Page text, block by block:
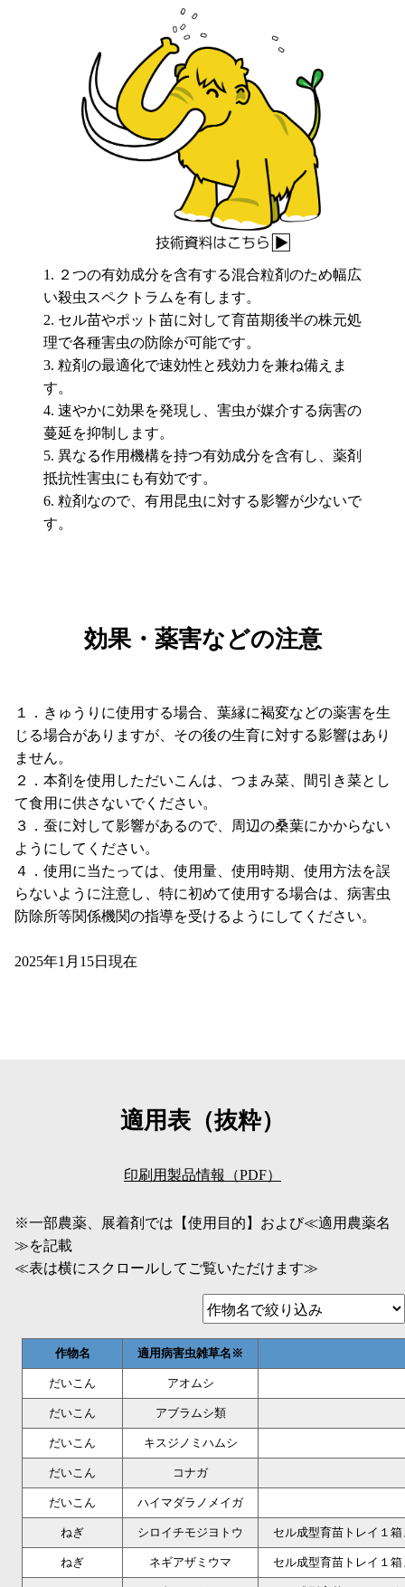
２つの有効成分を含有する混合粒剤のため幅広
い殺虫スペクトラムを有します。
セル苗やポット苗に対して育苗期後半の株元処
理で各種害虫の防除が可能です。
粒剤の最適化で速効性と残効力を兼ね備えま
す。
速やかに効果を発現し、害虫が媒介する病害の
蔓延を抑制します。
異なる作用機構を持つ有効成分を含有し、薬剤
抵抗性害虫にも有効です。
粒剤なので、有用昆虫に対する影響が少ないで
す。
効果・薬害などの注意
１．きゅうりに使用する場合、葉縁に褐変などの薬害を生
じる場合がありますが、その後の生育に対する影響はあり
ません。
２．本剤を使用しただいこんは、つまみ菜、間引き菜とし
て食用に供さないでください。
３．蚕に対して影響があるので、周辺の桑葉にかからない
ようにしてください。
４．使用に当たっては、使用量、使用時期、使用方法を誤
らないように注意し、特に初めて使用する場合は、病害虫
防除所等関係機関の指導を受けるようにしてください。
2025年1月15日現在
適用表（抜粋）
印刷用製品情報（PDF）
※一部農薬、展着剤では【使用目的】および≪適用農薬名
≫を記載
≪表は横にスクロールしてご覧いただけます≫
作物名 適用病害虫雑草名※
だいこん アオムシ
だいこん アブラムシ類
だいこん キスジノミハムシ
だいこん コナガ
だいこん ハイマダラノメイガ
ねぎ シロイチモジヨトウ セル成型育苗トレイ１
ねぎ ネギアザミウマ セル成型育苗トレイ１